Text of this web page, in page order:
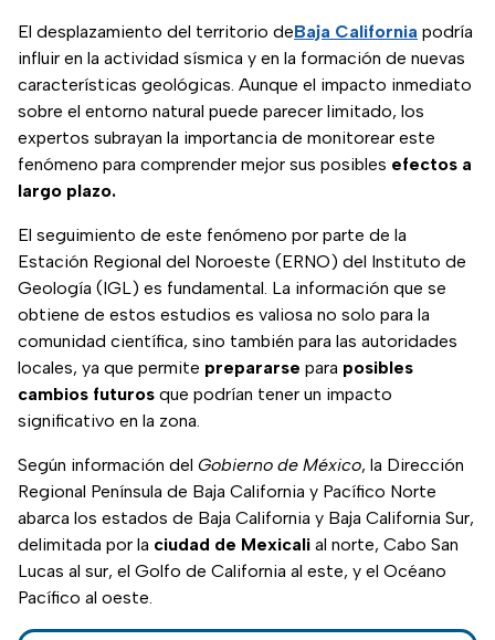
El desplazamiento del territorio deBaja California podría
influir en la actividad sísmica y en la formación de nuevas
características geológicas. Aunque el impacto inmediato
sobre el entorno natural puede parecer limitado, los
expertos subrayan la importancia de monitorear este
fenómeno para comprender mejor sus posibles efectos a
largo plazo.
El seguimiento de este fenómeno por parte de la
Estación Regional del Noroeste (ERNO) del Instituto de
Geología (IGL) es fundamental. La información que se
obtiene de estos estudios es valiosa no solo para la
comunidad científica, sino también para las autoridades
locales, ya que permite prepararse para posibles
cambios futuros que podrían tener un impacto
significativo en la zona.
Según información del Gobierno de México, la Dirección
Regional Península de Baja California y Pacífico Norte
abarca los estados de Baja California y Baja California Sur,
delimitada por la ciudad de Mexicali al norte, Cabo San
Lucas al sur, el Golfo de California al este, y el Océano
Pacífico al oeste.